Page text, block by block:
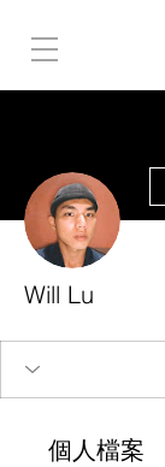
Will Lu
個人檔案